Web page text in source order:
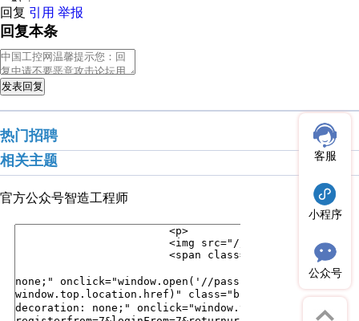
回复 引用 举报
回复本条
发表回复
热门招聘
相关主题
官方公众号智造工程师
客服
小程序
公众号